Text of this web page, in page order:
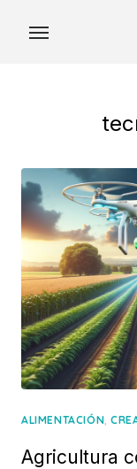
ALIMENTACIÓN,
Agricultura